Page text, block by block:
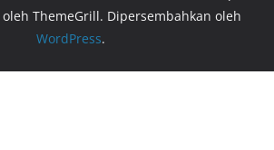
oleh ThemeGrill. Dipersembahkan oleh
WordPress.